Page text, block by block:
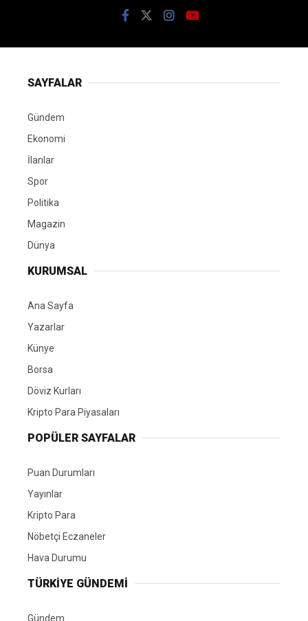
SAYFALAR
Gündem
Ekonomi
İlanlar
Spor
Politika
Magazin
Dünya
KURUMSAL
Ana Sayfa
Yazarlar
Künye
Borsa
Döviz Kurları
Kripto Para Piyasaları
POPÜLER SAYFALAR
Puan Durumları
Yayınlar
Kripto Para
Nöbetçi Eczaneler
Hava Durumu
TÜRKIYE GÜNDEMI
Gündem